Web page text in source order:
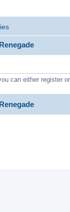
can either register